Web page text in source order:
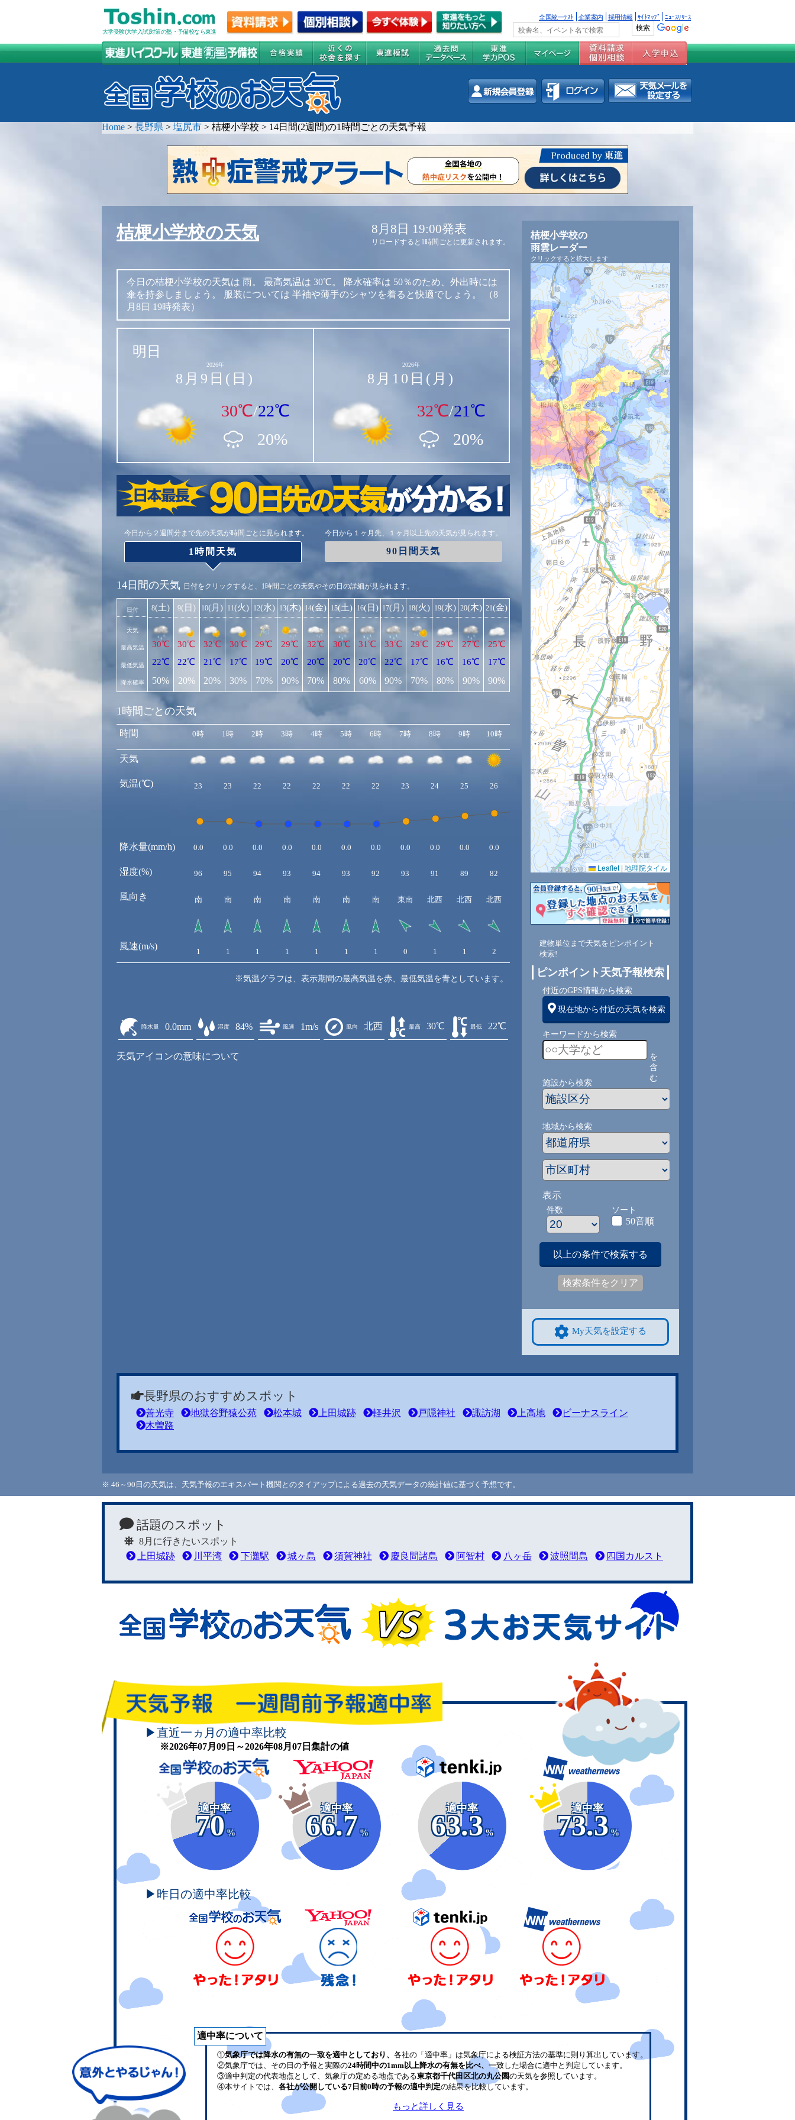
大学受験(大学入試)対策の塾・予備校なら東進
全国統一ﾃｽﾄ 企業案内 採用情報 ｻｲﾄﾏｯﾌﾟ ﾆｭｰｽﾘﾘｰｽ
Home > 長野県 > 塩尻市 > 桔梗小学校 > 14日間(2週間)の1時間ごとの天気予報
桔梗小学校の天気 8月8日 19:00発表
リロードすると1時間ごとに更新されます。
今日の桔梗小学校の天気は 雨。 最高気温は 30℃。 降水確率は 50％のため、外出時には
傘を持参しましょう。
服装については 半袖や薄手のシャツを着ると快適でしょう。
（8
月8日 19時発表）
明日
2026年
8月9日(日)
30℃/22℃
20%
2026年
8月10日(月)
32℃/21℃
20%
今日から２週間分まで先の天気が時間ごとに見られます。
1時間天気
今日から１ヶ月先、１ヶ月以上先の天気が見られます。
90日間天気
14日間の天気 日付をクリックすると、1時間ごとの天気やその日の詳細が見られます。
日付
天気
最高気温
最低気温
降水確率
8(土)
30℃
22℃
50%
9(日)
30℃
22℃
20%
10(月)
32℃
21℃
20%
11(火)
30℃
17℃
30%
12(水)
29℃
19℃
70%
13(木)
29℃
20℃
90%
14(金)
32℃
20℃
70%
15(土)
30℃
20℃
80%
16(日)
31℃
20℃
60%
17(月)
33℃
22℃
90%
18(火)
29℃
17℃
70%
19(水)
29℃
16℃
80%
20(木)
27℃
16℃
90%
21(金)
25℃
17℃
90%
1時間ごとの天気
時間
天気
気温(℃)
降水量(mm/h)
湿度(%)
風向き
風速(m/s)
0時 1時 2時 3時 4時 5時 6時 7時 8時 9時 10時 11時 12時 13時 14時 15時 16時
23 23 22 22 22 22 22 23 24 25 26 29 29 30 30 30
0.0 0.0 0.0 0.0 0.0 0.0 0.0 0.0 0.0 0.0 0.0 0.0 0.0 0.0 0.0 0.0
96 95 94 93 94 93 92 93 91 89 82 66 64 64 64 63
南 南 南 南 南 南 南 東南 北西 北西 北西 北 北西 北西 北西 北
1 1 1 1 1 1 1 0 1 1 2 2
※気温グラフは、表示期間の最高気温を赤、最低気温を青としています。
降水量 0.0mm 湿度 84% 風速 1m/s 風向 北西 最高 30℃ 最低 22℃
天気アイコンの意味について
桔梗小学校の
雨雲レーダー
クリックすると拡大します
Leaflet | 地理院タイル
建物単位まで天気をピンポイント
検索!
ピンポイント天気予報検索
付近のGPS情報から検索
現在地から付近の天気を検索
キーワードから検索
を
含
む
施設から検索
地域から検索
表示
件数 ソート
50音順
以上の条件で検索する
検索条件をクリア
My天気を設定する
長野県のおすすめスポット
善光寺 地獄谷野猿公苑 松本城 上田城跡 軽井沢 戸隠神社 諏訪湖 上高地
ビーナスライン
木曽路
※ 46～90日の天気は、天気予報のエキスパート機関とのタイアップによる過去の天気データの統計値に基づく予想です。
話題のスポット
8月に行きたいスポット
上田城跡
川平湾 下灘駅 城ヶ島 須賀神社 慶良間諸島 阿智村 八ヶ岳 波照間島 四国カルスト
▶直近一ヵ月の適中率比較
※2026年07月09日～2026年08月07日集計の値
適中率
70
%
適中率
66.7
%
適中率
63.3
%
適中率
73.3
%
▶昨日の適中率比較
適中率について
①気象庁では降水の有無の一致を適中としており、 各社の「適中率」は気象庁による検証方法の基準に則り算出しています。
②気象庁では、その日の予報と実際の24時間中の1mm以上降水の有無を比べ、 一致した場合に適中と判定しています。
③適中判定の代表地点として、気象庁の定める地点である東京都千代田区北の丸公園の天気を参照しています。
④本サイトでは、 各社が公開している7日前0時の予報の適中判定の結果を比較しています。
もっと詳しく見る